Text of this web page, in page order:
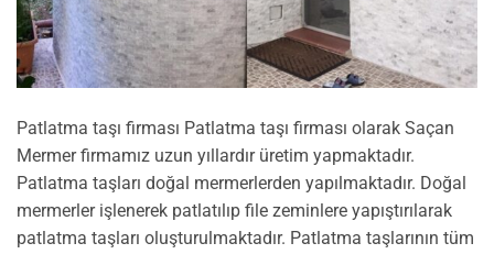
Patlatma taşı firması Patlatma taşı firması olarak Saçan
Mermer firmamız uzun yıllardır üretim yapmaktadır.
Patlatma taşları doğal mermerlerden yapılmaktadır. Doğal
mermerler işlenerek patlatılıp file zeminlere yapıştırılarak
patlatma taşları oluşturulmaktadır. Patlatma taşlarının tüm